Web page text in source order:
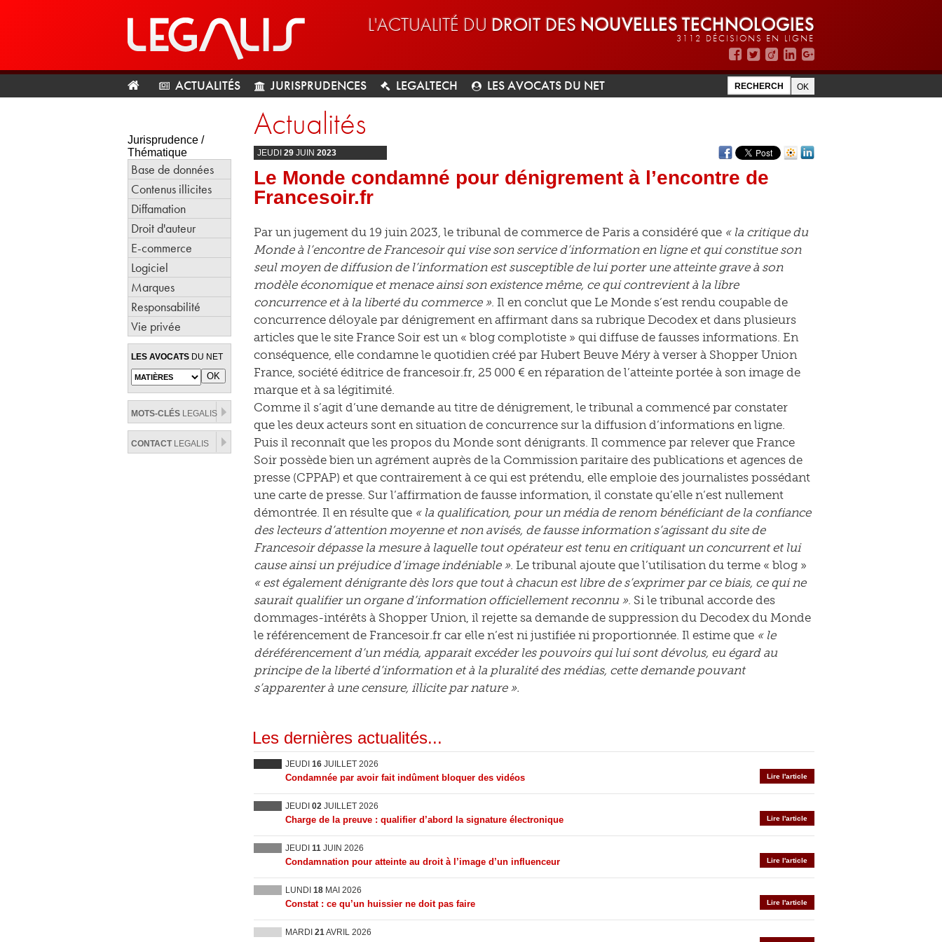
L'ACTUALITÉ DU DROIT DES NOUVELLES TECHNOLOGIES
3112 DÉCISIONS EN LIGNE
ACTUALITÉS JURISPRUDENCES LEGALTECH LES AVOCATS DU NET
Jurisprudence /
Thématique
Base de données
Contenus illicites
Diffamation
Droit d'auteur
E-commerce
Logiciel
Marques
Responsabilité
Vie privée
LES AVOCATS DU NET
MOTS-CLÉS LEGALIS
CONTACTLEGALIS
Actualités
JEUDI 29 JUIN 2023
Le Monde condamné pour dénigrement à l’encontre de
Francesoir.fr
Par un jugement du 19 juin 2023, le tribunal de commerce de Paris a considéré que « la critique du
Monde à l’encontre de Francesoir qui vise son service d’information en ligne et qui constitue son
seul moyen de diffusion de l’information est susceptible de lui porter une atteinte grave à son
modèle économique et menace ainsi son existence même, ce qui contrevient à la libre
concurrence et à la liberté du commerce ». Il en conclut que Le Monde s’est rendu coupable de
concurrence déloyale par dénigrement en affirmant dans sa rubrique Decodex et dans plusieurs
articles que le site France Soir est un « blog complotiste » qui diffuse de fausses informations. En
conséquence, elle condamne le quotidien créé par Hubert Beuve Méry à verser à Shopper Union
France, société éditrice de francesoir.fr, 25 000 € en réparation de l’atteinte portée à son image de
marque et à sa légitimité.
Comme il s’agit d’une demande au titre de dénigrement, le tribunal a commencé par constater
que les deux acteurs sont en situation de concurrence sur la diffusion d’informations en ligne.
Puis il reconnaît que les propos du Monde sont dénigrants. Il commence par relever que France
Soir possède bien un agrément auprès de la Commission paritaire des publications et agences de
presse (CPPAP) et que contrairement à ce qui est prétendu, elle emploie des journalistes possédant
une carte de presse. Sur l’affirmation de fausse information, il constate qu’elle n’est nullement
démontrée. Il en résulte que « la qualification, pour un média de renom bénéficiant de la confiance
des lecteurs d’attention moyenne et non avisés, de fausse information s’agissant du site de
Francesoir dépasse la mesure à laquelle tout opérateur est tenu en critiquant un concurrent et lui
cause ainsi un préjudice d’image indéniable ». Le tribunal ajoute que l’utilisation du terme « blog »
« est également dénigrante dès lors que tout à chacun est libre de s’exprimer par ce biais, ce qui ne
saurait qualifier un organe d’information officiellement reconnu ». Si le tribunal accorde des
dommages-intérêts à Shopper Union, il rejette sa demande de suppression du Decodex du Monde
le référencement de Francesoir.fr car elle n’est ni justifiée ni proportionnée. Il estime que « le
déréférencement d’un média, apparait excéder les pouvoirs qui lui sont dévolus, eu égard au
principe de la liberté d’information et à la pluralité des médias, cette demande pouvant
s’apparenter à une censure, illicite par nature ».
Les dernières actualités...
JEUDI 16 JUILLET 2026
Lire l'article
Condamnée par avoir fait indûment bloquer des vidéos
JEUDI 02 JUILLET 2026
Lire l'article
Charge de la preuve : qualifier d’abord la signature électronique
JEUDI 11 JUIN 2026
Lire l'article
Condamnation pour atteinte au droit à l’image d’un influenceur
LUNDI 18 MAI 2026
Lire l'article
Constat : ce qu’un huissier ne doit pas faire
MARDI 21AVRIL 2026